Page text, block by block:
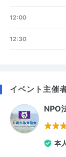
12:00
12:30
イベント主催
NPO
本